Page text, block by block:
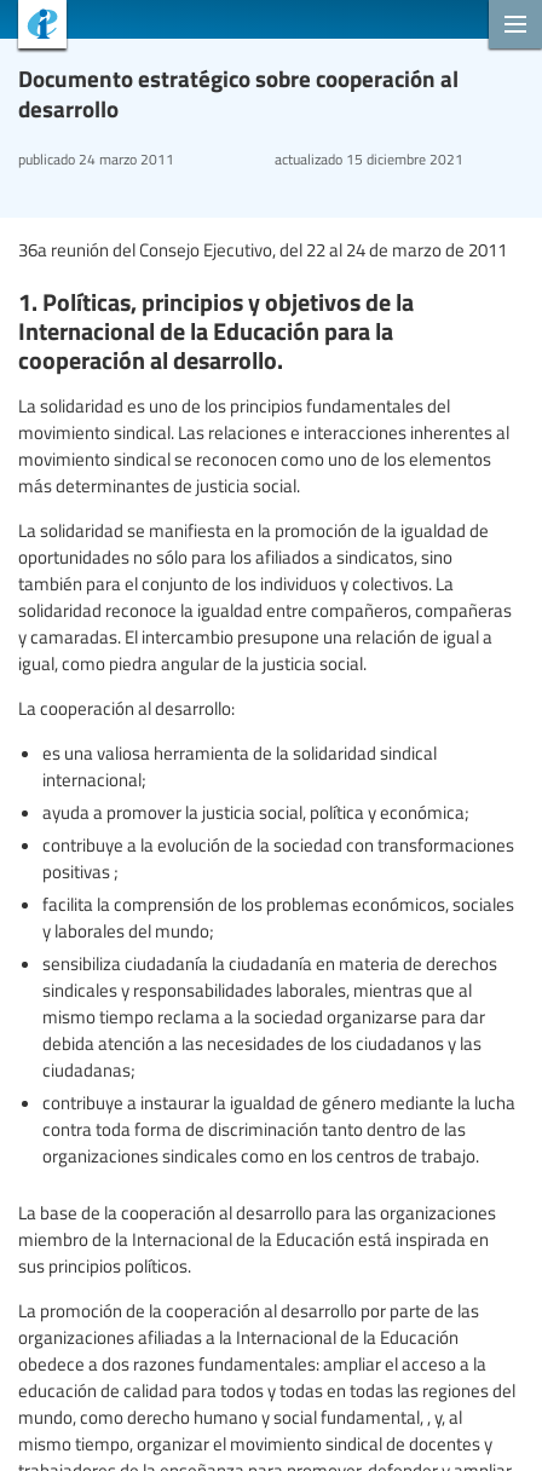
Documento estratégico sobre cooperación al
desarrollo
publicado 24 marzo 2011 actualizado15 diciembre 2021
36a reunión del Consejo Ejecutivo, del 22 al 24 de marzo de 2011
1. Políticas, principios y objetivos de la
Internacional de la Educación para la
cooperación al desarrollo.
La solidaridad es uno de los principios fundamentales del
movimiento sindical. Las relaciones e interacciones inherentes al
movimiento sindical se reconocen como uno de los elementos
más determinantes de justicia social.
La solidaridad se manifiesta en la promoción de la igualdad de
oportunidades no sólo para los afiliados a sindicatos, sino
también para el conjunto de los individuos y colectivos. La
solidaridad reconoce la igualdad entre compañeros, compañeras
y camaradas. El intercambio presupone una relación de igual a
igual, como piedra angular de la justicia social.
La cooperación al desarrollo:
es una valiosa herramienta de la solidaridad sindical
internacional;
ayuda a promover la justicia social, política y económica;
contribuye a la evolución de la sociedad con transformaciones
positivas ;
facilita la comprensión de los problemas económicos, sociales
y laborales del mundo;
sensibiliza ciudadanía la ciudadanía en materia de derechos
sindicales y responsabilidades laborales, mientras que al
mismo tiempo reclama a la sociedad organizarse para dar
debida atención a las necesidades de los ciudadanos y las
ciudadanas;
contribuye a instaurar la igualdad de género mediante la lucha
contra toda forma de discriminación tanto dentro de las
organizaciones sindicales como en los centros de trabajo.
La base de la cooperación al desarrollo para las organizaciones
miembro de la Internacional de la Educación está inspirada en
sus principios políticos.
La promoción de la cooperación al desarrollo por parte de las
organizaciones afiliadas a la Internacional de la Educación
obedece a dos razones fundamentales: ampliar el acceso a la
educación de calidad para todos y todas en todas las regiones del
mundo, como derecho humano y social fundamental, , y, al
mismo tiempo, organizar el movimiento sindical de docentes y